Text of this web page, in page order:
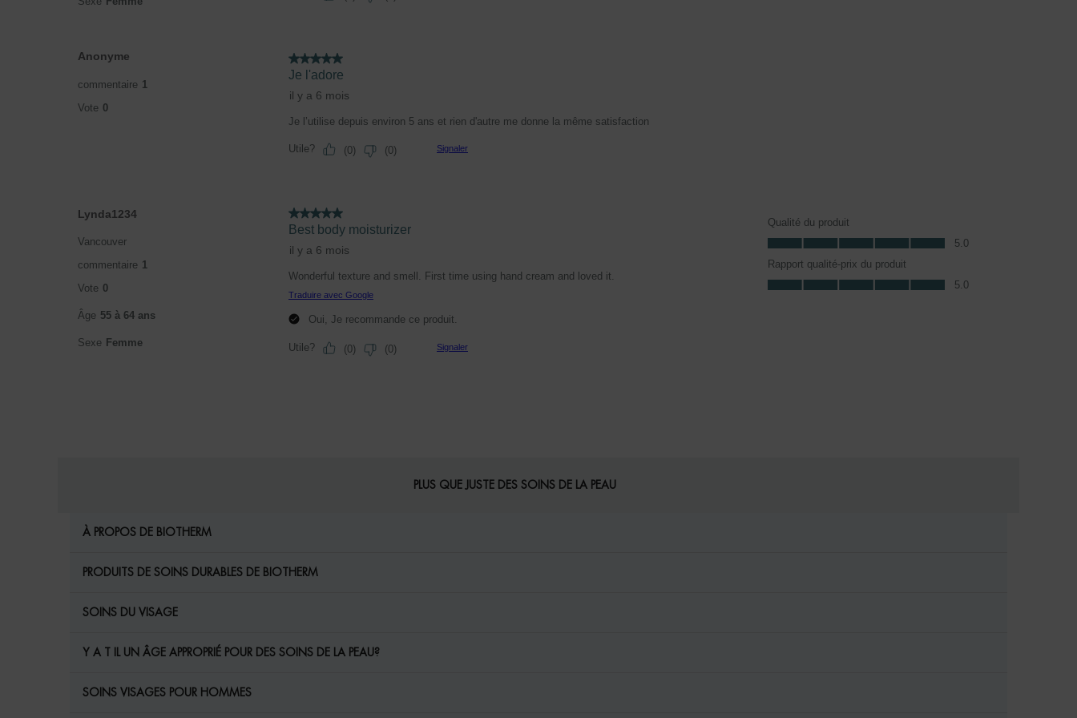
Anonyme
commentaire 1
Vote 0
5 étoile(s) sur 5.
Je l'adore
il y a 6 mois
Je l’utilise depuis environ 5 ans et rien d'autre me donne la même satisfaction
Utile? (0) (0) Signaler
Lynda1234
Vancouver
commentaire 1
Vote 0
Âge 55 à 64 ans
Sexe Femme
5 étoile(s) sur 5.
Best body moisturizer
il y a 6 mois
Wonderful texture and smell. First time using hand cream and loved it.
Traduire avec Google
Oui, Je recommande ce produit.
Utile? (0) (0) Signaler
Qualité du produit
Qualité du produit, 5.0 sur 5
5.0
Rapport qualité-prix du produit
Rapport qualité-prix du produit, 5.0 sur 5
5.0
PLUS QUE JUSTE DES SOINS DE LA PEAU
À PROPOS DE BIOTHERM
PRODUITS DE SOINS DURABLES DE BIOTHERM
SOINS DU VISAGE
Y A T IL UN ÂGE APPROPRIÉ POUR DES SOINS DE LA PEAU?
SOINS VISAGES POUR HOMMES